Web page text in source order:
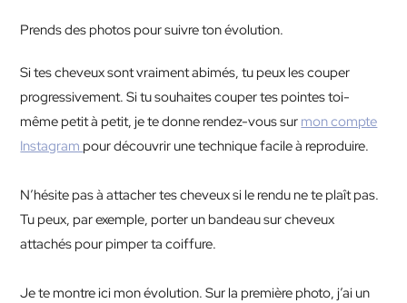
Prends des photos pour suivre ton évolution.
Si tes cheveux sont vraiment abimés, tu peux les couper
progressivement. Si tu souhaites couper tes pointes toi-
même petit à petit, je te donne rendez-vous sur mon compte
Instagram pour découvrir une technique facile à reproduire.
N’hésite pas à attacher tes cheveux si le rendu ne te plaît pas.
Tu peux, par exemple, porter un bandeau sur cheveux
attachés pour pimper ta coiffure.
Je te montre ici mon évolution. Sur la première photo, j’ai un